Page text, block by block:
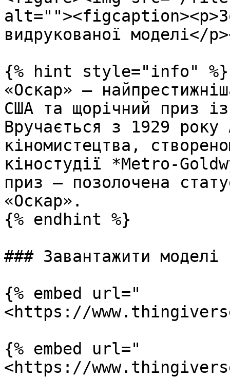
видрукованої
{% hint style="info" %}
«Оскар» —
США та щорічний приз
Вручається з 1929 року
кіномистецтва,
кіностудії *Metro-
приз — позолочена
«Оскар».
{% endhint %}
### Завантажити моделі
{% embed url="
<https://
{% embed url="
<https://